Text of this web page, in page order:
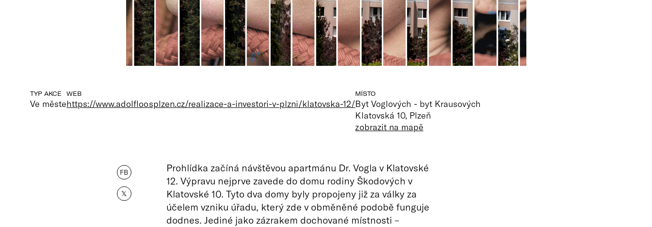
TYP AKCE
Ve měste
WEB
https://www.adolfloosplzen.cz/realizace-a-investori-v-plzni/klatovska-12/
MÍSTO
Byt Voglových - byt Krausových
Klatovská 10, Plzeň
zobrazit na mapě
FB
𝕏
Prohlídka začíná návštěvou apartmánu Dr. Vogla v Klatovské
12. Výpravu nejprve zavede do domu rodiny Škodových v
Klatovské 10. Tyto dva domy byly propojeny již za války za
účelem vzniku úřadu, který zde v obměněné podobě funguje
dodnes. Jediné jako zázrakem dochované místnosti –